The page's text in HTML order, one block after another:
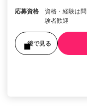
応募資格
資格・経験は
験者歓迎
後で見る